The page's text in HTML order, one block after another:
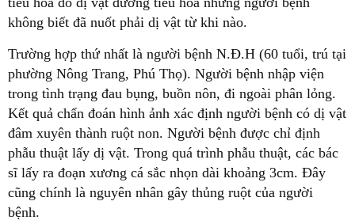
không biết đã nuốt phải dị vật từ khi nào.
Trường hợp thứ nhất là người bệnh N.Đ.H (60 tuổi, trú tại
phường Nông Trang, Phú Thọ). Người bệnh nhập viện
trong tình trạng đau bụng, buồn nôn, đi ngoài phân lỏng.
Kết quả chẩn đoán hình ảnh xác định người bệnh có dị vật
đâm xuyên thành ruột non. Người bệnh được chỉ định
phẫu thuật lấy dị vật. Trong quá trình phẫu thuật, các bác
sĩ lấy ra đoạn xương cá sắc nhọn dài khoảng 3cm. Đây
cũng chính là nguyên nhân gây thủng ruột của người
bệnh.